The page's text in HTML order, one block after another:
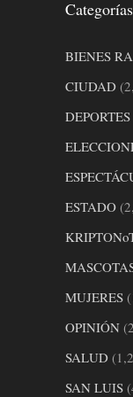
Categorías
BIENES
CIUDAD
DEPORTES
ESTADO
MUJERES
OPINIÓN
SALUD
SAN LUIS